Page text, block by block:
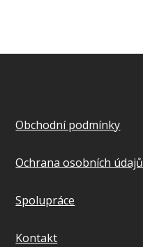
Obchodní podmínky
Ochrana osobních údajů
Spolupráce
Kontakt